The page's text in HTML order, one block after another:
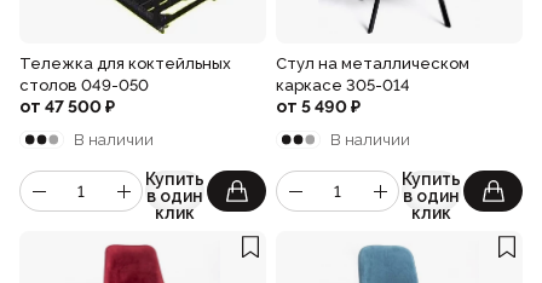
Тележка для коктейльных
столов 049-050
от 47 500₽
В наличии
Купить
в один
клик
Стул на металлическом
каркасе 305-014
от 5 490₽
В наличии
Купить
в один
клик